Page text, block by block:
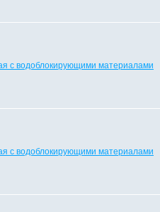
с водоблокирующими материалами
с водоблокирующими материалами